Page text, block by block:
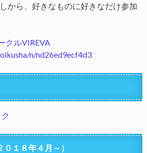
から、好きなものに好きなだけ参加
クルVIREVA
n/nd26ed9ecf4d3
１８年４月～）